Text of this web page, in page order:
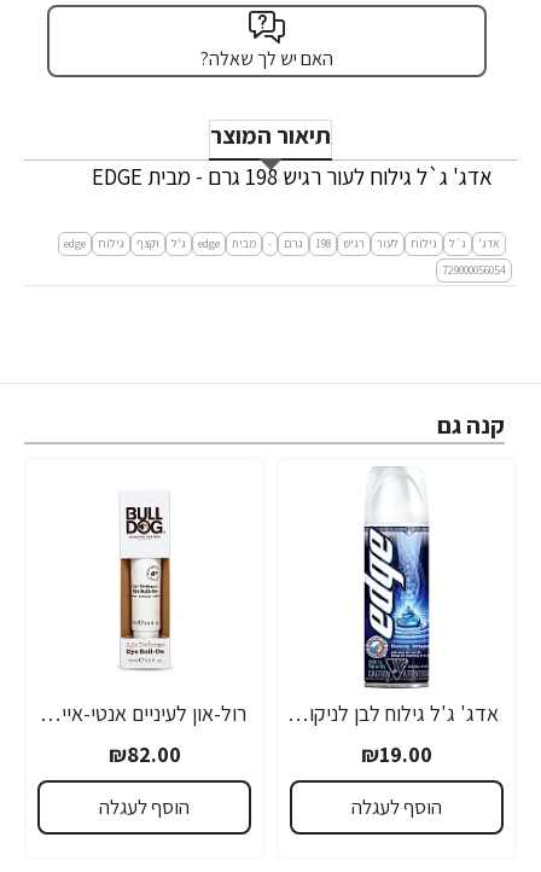
האם יש לך שאלה?
תיאור המוצר
אדג' ג`ל גילוח לעור רגיש 198 גרם - מבית EDGE
אדג' ג`ל גילוח לעור רגיש 198 גרם - מבית edge ג'ל וקצף גילוח
edge
729000056054
קנה גם
אדג' ג'ל גילוח לבן לניקוי עור הפנים 198 גרם - מבית EDGE
₪19.00
הוסף לעגלה
רול-און לעיניים אנטי-אייג׳ינג לגבר 100 מ"ל - מבית Bulldog
₪82.00
הוסף לעגלה